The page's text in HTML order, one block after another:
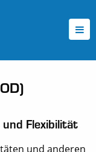
Flexibilität
und anderen